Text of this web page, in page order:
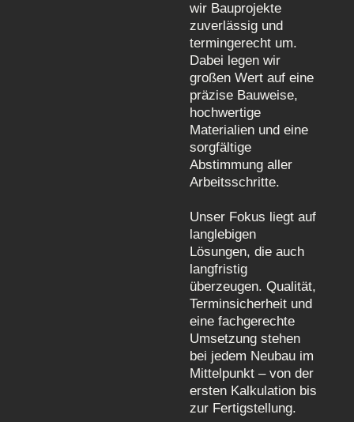
wir Bauprojekte
zuverlässig und
termingerecht um.
Dabei legen wir
großen Wert auf eine
präzise Bauweise,
hochwertige
Materialienund eine
sorgfältige
Abstimmungaller
Arbeitsschritte.
Unser Fokus liegt auf
langlebigen
Lösungen, die auch
langfristig
überzeugen. Qualität,
Terminsicherheit und
eine fachgerechte
Umsetzung stehen
bei jedem Neubau im
Mittelpunkt – von der
ersten Kalkulation bis
zur Fertigstellung.